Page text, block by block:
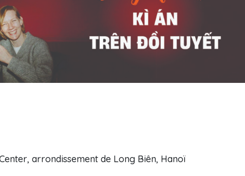
arrondissement de Long Biên, Hanoï